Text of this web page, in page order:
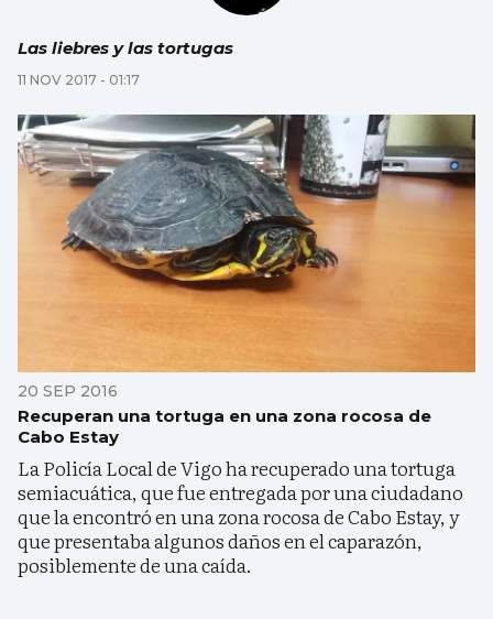
Las liebres y las tortugas
11 NOV 2017 - 01:17
20 SEP 2016
Recuperan una tortuga en una zona rocosa de
Cabo Estay
La Policía Local de Vigo ha recuperado una tortuga
semiacuática, que fue entregada por una ciudadano
que la encontró en una zona rocosa de Cabo Estay, y
que presentaba algunos daños en el caparazón,
posiblemente de una caída.